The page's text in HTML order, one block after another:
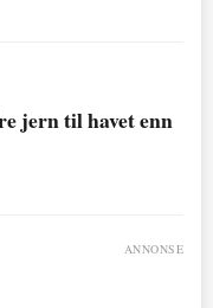
jern til havet enn
ANNONSE